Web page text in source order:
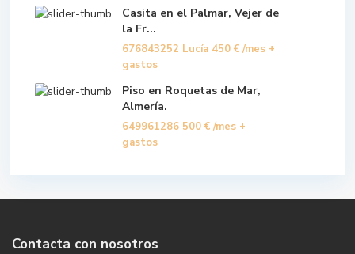
Casita en el Palmar, Vejer de
la Fr...
676843252 Lucía 450 € /mes +
gastos
Piso en Roquetas de Mar,
Almería.
649961286 500 € /mes +
gastos
Contacta con nosotros